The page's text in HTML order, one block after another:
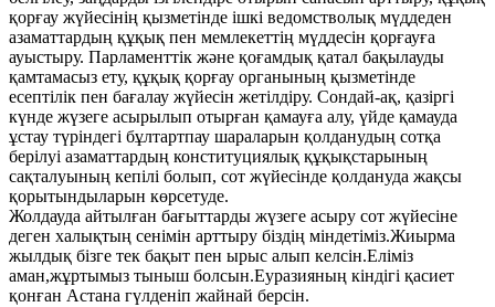
қорғау жүйесінің қызметінде ішкі ведомстволық мүддеден
азаматтардың құқық пен мемлекеттің мүддесін қорғауға
ауыстыру. Парламенттік және қоғамдық қатал бақылауды
қамтамасыз ету, құқық қорғау органының қызметінде
есептілік пен бағалау жүйесін жетілдіру. Сондай-ақ, қазіргі
күнде жүзеге асырылып отырған қамауға алу, үйде қамауда
ұстау түріндегі бұлтартпау шараларын қолданудың сотқа
берілуі азаматтардың конституциялық құқықстарының
сақталуының кепілі болып, сот жүйесінде қолдануда жақсы
қорытындыларын көрсетуде.
Жолдауда айтылған бағыттарды жүзеге асыру сот жүйесіне
деген халықтың сенімін арттыру біздің міндетіміз.Жиырма
жылдық бізге тек бақыт пен ырыс алып келсін.Еліміз
аман,жұртымыз тыныш болсын.Еуразияның кіндігі қасиет
қонған Астана гүлденіп жайнай берсін.